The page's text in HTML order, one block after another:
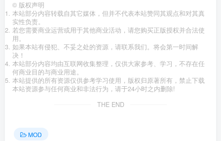
© 版权声明
本站部分内容转载自其它媒体，但并不代表本站赞同其观点和对其真
实性负责。
若您需要商业运营或用于其他商业活动，请您购买正版授权并合法使
用。
如果本站有侵犯、不妥之处的资源，请联系我们。将会第一时间解
决！
本站部分内容均由互联网收集整理，仅供大家参考、学习，不存在任
何商业目的与商业用途。
本站提供的所有资源仅供参考学习使用，版权归原著所有，禁止下载
本站资源参与任何商业和非法行为，请于24小时之内删除!
THE END
MOD